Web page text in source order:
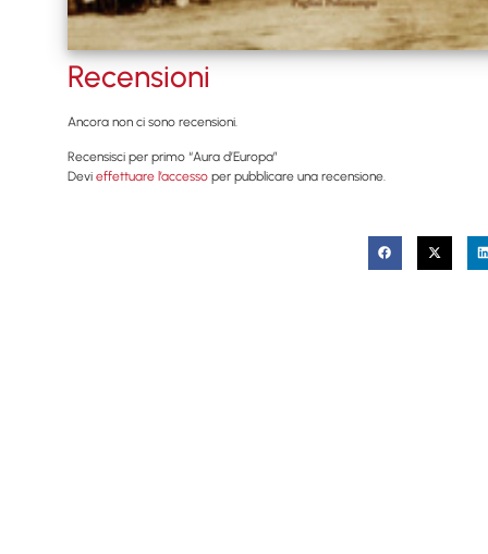
Recensioni
Ancora non ci sono recensioni.
Recensisci per primo “Aura d’Europa”
Devi effettuare l’accesso per pubblicare una recensione.